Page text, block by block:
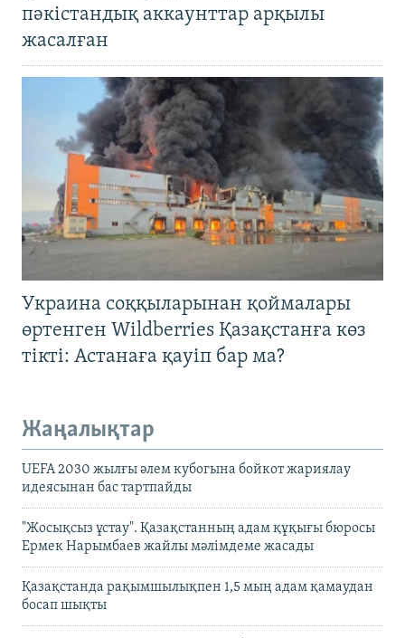
пәкістандық аккаунттар арқылы
жасалған
Украина соққыларынан қоймалары
өртенген Wildberries Қазақстанға көз
тікті: Астанаға қауіп бар ма?
Жаңалықтар
UEFA 2030 жылғы әлем кубогына бойкот жариялау
идеясынан бас тартпайды
"Жосықсыз ұстау". Қазақстанның адам құқығы бюросы
Ермек Нарымбаев жайлы мәлімдеме жасады
Қазақстанда рақымшылықпен 1,5 мың адам қамаудан
босап шықты